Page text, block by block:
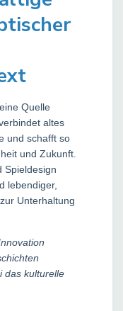
Quelle
altes
und schafft so
und Zukunft.
Spieldesign
lebendiger,
Unterhaltung
das kulturelle